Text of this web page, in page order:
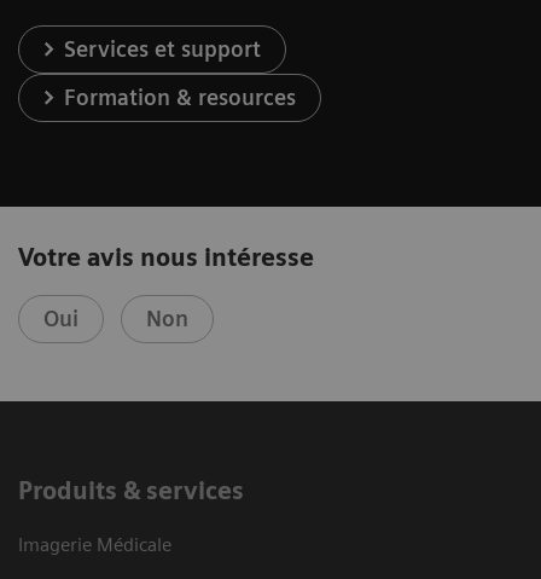
Services et support
Formation & resources
Votre avis nous intéresse
Oui Non
Produits & services
Imagerie Médicale